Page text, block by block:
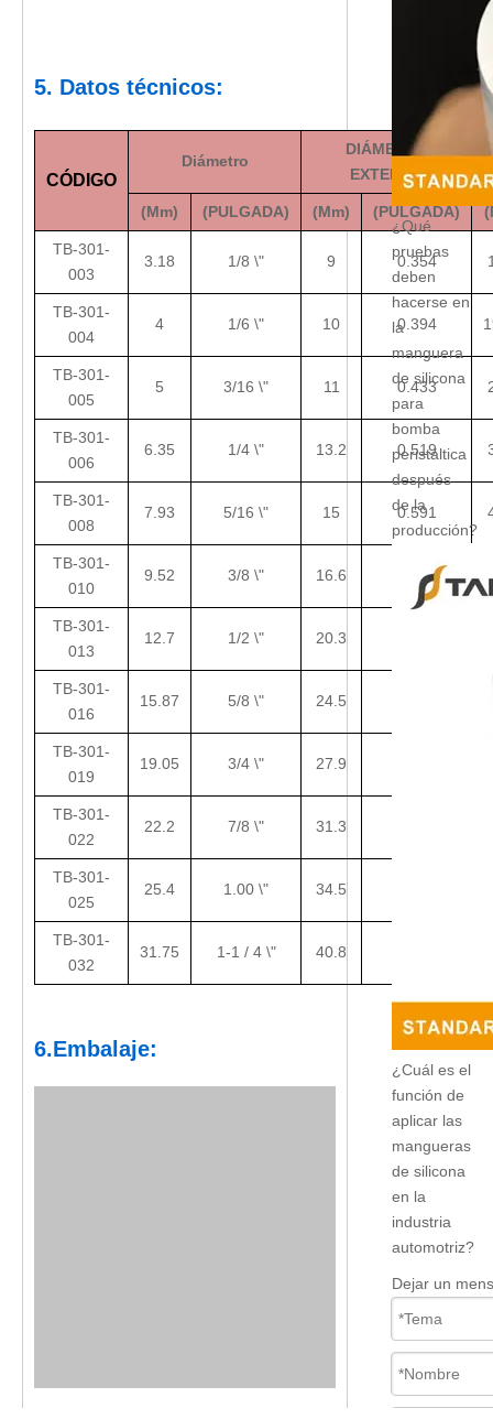
5. Datos técnicos:
CÓDIGO
Diámetro
DIÁMETRO
EXTERNO
(Mm) (PULGADA) (Mm) (PULGADA)
TB-301-
003
3.18 1/8 \" 9 0.354
TB-301-
004
4 1/6 \" 10 0.394
TB-301-
005
5 3/16 \" 11 0.433
TB-301-
006
6.35 1/4 \" 13.2 0.519
TB-301-
008
7.93 5/16 \" 15 0.591
TB-301-
010
9.52 3/8 \" 16.6 0.654
TB-301-
013
12.7 1/2 \" 20.3
TB-301-
016
15.87 5/8 \" 24.5
TB-301-
019
19.05 3/4 \" 27.9
TB-301-
022
22.2 7/8 \" 31.3
TB-301-
025
25.4 1.00 \" 34.5
TB-301-
032
31.75 1-1 / 4 \" 40.8
6.Embalaje:
¿Qué
pruebas
deben
hacerse en
la
manguera
de silicona
para
bomba
peristáltica
después
de la
producción?
¿Cuál es el
función de
aplicar las
mangueras
de silicona
en la
industria
automotriz?
Dejar un